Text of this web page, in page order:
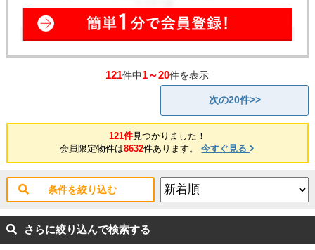
121件中1～20件を表示
次の20件>>
121件見つかりました！
会員限定物件は8632件あります。今すぐ見る
条件を絞り込む
さらに絞り込んで検索する